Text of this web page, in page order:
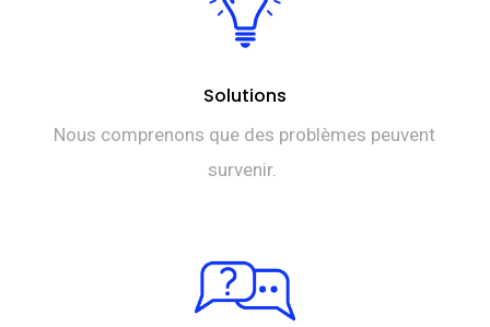
Solutions
Nous comprenons que des problèmes peuvent
survenir.